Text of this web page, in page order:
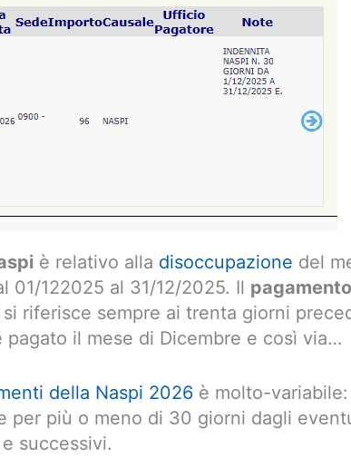
è relativo alla disoccupazione del
01/122025 al 31/12/2025. Il
si riferisce sempre ai trenta giorni
pagato il mese di Dicembre e così via…
della Naspi 2026 è molto-
per più o meno di 30 giorni dagli
successivi.